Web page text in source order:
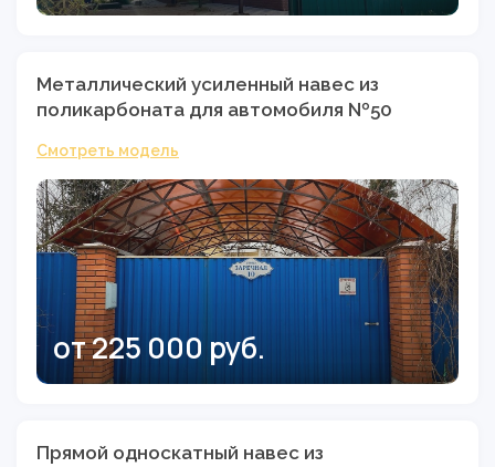
Металлический усиленный навес из
поликарбоната для автомобиля №50
Смотреть модель
от 225 000 руб.
Прямой односкатный навес из